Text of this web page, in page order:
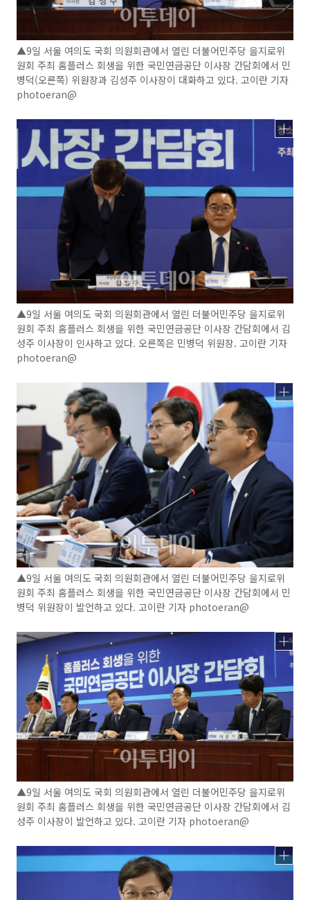
▲9일 서울 여의도 국회 의원회관에서 열린 더불어민주당 을지로위
원회 주최 홈플러스 회생을 위한 국민연금공단 이사장 간담회에서 민
병덕(오른쪽) 위원장과 김성주 이사장이 대화하고 있다. 고이란 기자
photoeran@
▲9일 서울 여의도 국회 의원회관에서 열린 더불어민주당 을지로위
원회 주최 홈플러스 회생을 위한 국민연금공단 이사장 간담회에서 김
성주 이사장이 인사하고 있다. 오른쪽은 민병덕 위원장. 고이란 기자
photoeran@
▲9일 서울 여의도 국회 의원회관에서 열린 더불어민주당 을지로위
원회 주최 홈플러스 회생을 위한 국민연금공단 이사장 간담회에서 민
병덕 위원장이 발언하고 있다. 고이란 기자 photoeran@
▲9일 서울 여의도 국회 의원회관에서 열린 더불어민주당 을지로위
원회 주최 홈플러스 회생을 위한 국민연금공단 이사장 간담회에서 김
성주 이사장이 발언하고 있다. 고이란 기자 photoeran@